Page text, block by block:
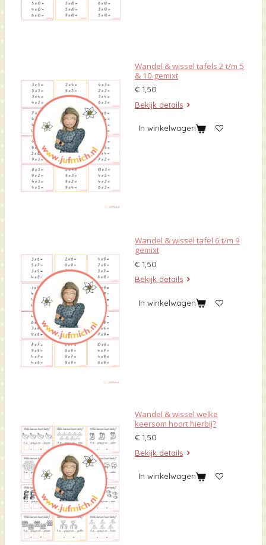
Wandel & wissel tafels 2 t/m 5
& 10 gemixt
€ 1,50
Bekijk details
In winkelwagen
Wandel & wissel tafel 6 t/m 9
gemixt
€ 1,50
Bekijk details
In winkelwagen
Wandel & wissel welke
keersom hoort hierbij?
€ 1,50
Bekijk details
In winkelwagen